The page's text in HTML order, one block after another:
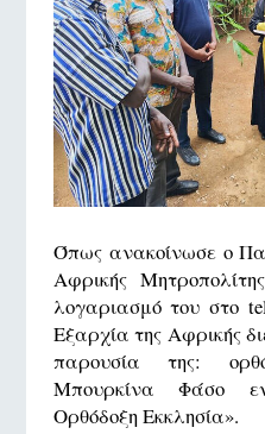
Όπως ανακοίνωσε ο
Αφρικής
λογαριασμό του στο
Εξαρχία της Αφρικής
παρουσία της:
Μπουρκίνα Φάσο
Ορθόδοξη Εκκλησία».